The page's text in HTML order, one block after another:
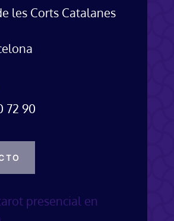
les Corts Catalanes
72 90
presencial en